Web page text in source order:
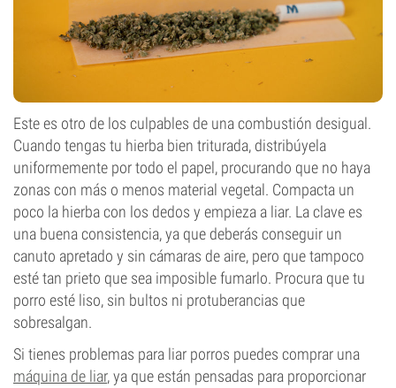
Este es otro de los culpables de una combustión desigual.
Cuando tengas tu hierba bien triturada, distribúyela
uniformemente por todo el papel, procurando que no haya
zonas con más o menos material vegetal. Compacta un
poco la hierba con los dedos y empieza a liar. La clave es
una buena consistencia, ya que deberás conseguir un
canuto apretado y sin cámaras de aire, pero que tampoco
esté tan prieto que sea imposible fumarlo. Procura que tu
porro esté liso, sin bultos ni protuberancias que
sobresalgan.
Si tienes problemas para liar porros puedes comprar una
máquina de liar, ya que están pensadas para proporcionar